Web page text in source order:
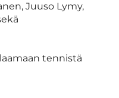
Juuso Lymy,
tennistä